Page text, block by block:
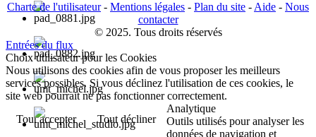
Charte de l'utilisateur- Mentions légales - Plan du site - Aide - Nous
contacter
© 2025. Tous droits réservés
Entrées du flux
Choix utilisateur pour les Cookies
Nous utilisons des cookies afin de vous proposer les meilleurs
services possibles. Si vous déclinez l'utilisation de ces cookies, le
site web pourrait ne pas fonctionner correctement.
Tout accepter
Tout décliner
Analytique
Outils utilisés pour analyser les
données de navigation et